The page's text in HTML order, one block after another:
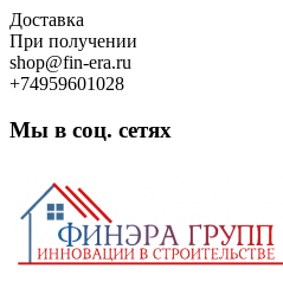
Skip
to
content
Доставка
При получении
shop@fin-era.ru
+74959601028
Мы в соц. сетях